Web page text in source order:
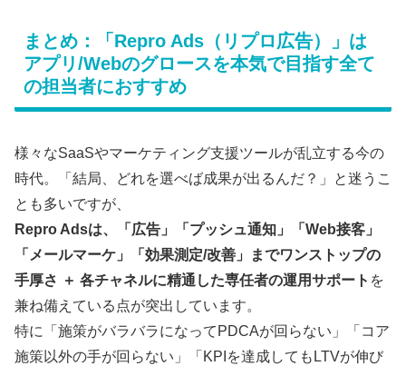
まとめ：「Repro Ads（リプロ広告）」は
アプリ/Webのグロースを本気で目指す全て
の担当者におすすめ
様々なSaaSやマーケティング支援ツールが乱立する今の
時代。「結局、どれを選べば成果が出るんだ？」と迷うこ
とも多いですが、
Repro Adsは、「広告」「プッシュ通知」「Web接客」
「メールマーケ」「効果測定/改善」までワンストップの
手厚さ ＋ 各チャネルに精通した専任者の運用サポート を
兼ね備えている点が突出しています。
特に「施策がバラバラになってPDCAが回らない」「コア
施策以外の手が回らない」「KPIを達成してもLTVが伸び